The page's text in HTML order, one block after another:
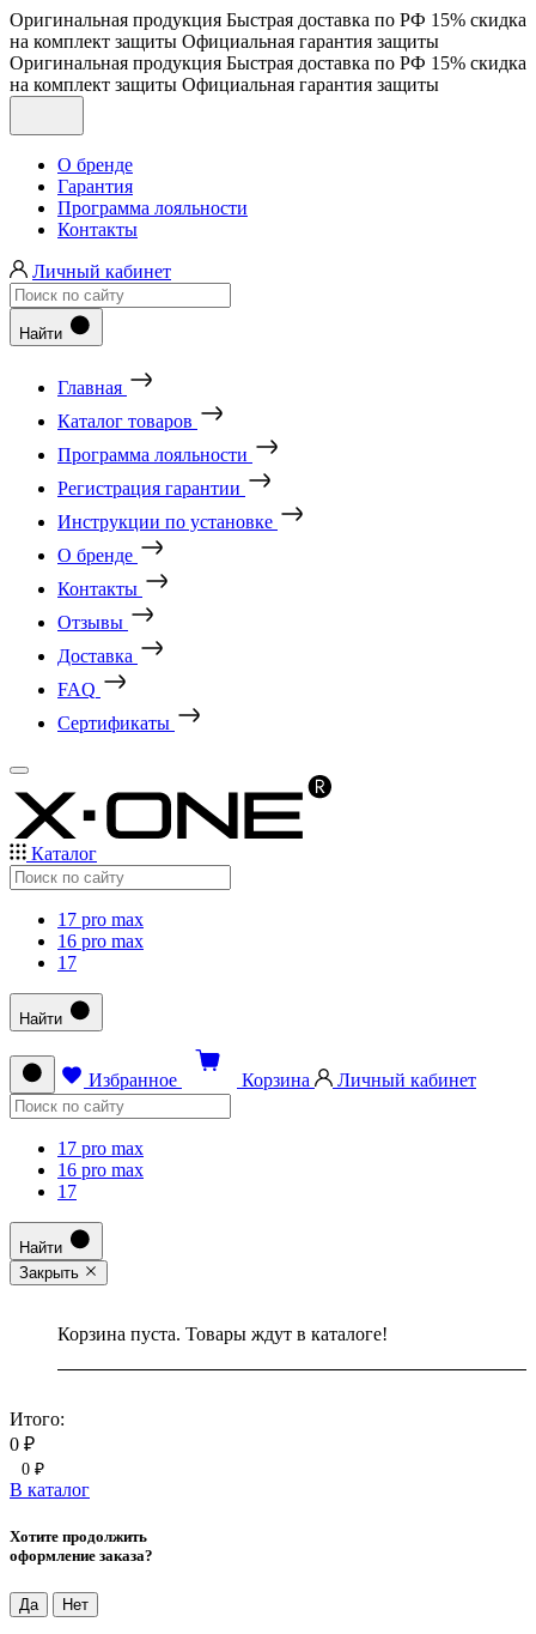
Оригинальная продукция Быстрая доставка по РФ 15% скидка
на комплект защиты Официальная гарантия защиты
Оригинальная продукция Быстрая доставка по РФ 15% скидка
на комплект защиты Официальная гарантия защиты
О бренде
Гарантия
Программа лояльности
Контакты
Личный кабинет
Найти
Главная
Каталог товаров
Программа лояльности
Регистрация гарантии
Инструкции по установке
О бренде
Контакты
Отзывы
Доставка
FAQ
Сертификаты
Каталог
17 pro max
16 pro max
17
Найти
Избранное Корзина Личный кабинет
17 pro max
16 pro max
17
Найти
Закрыть
Корзина пуста. Товары ждут в каталоге!
Итого:
0 ₽
0 ₽
В каталог
Хотите продолжить
оформление заказа?
Да Нет